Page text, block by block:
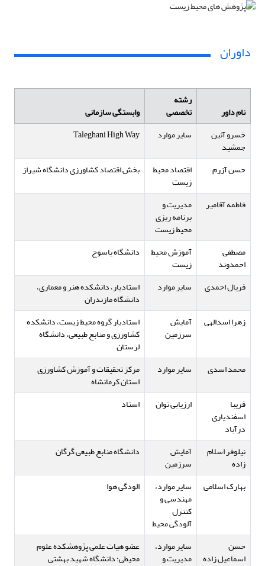
داوران
نام داور
رشته
تخصصی
وابستگی سازمانی
خسرو آئین
جمشید
سایر موارد Taleghani High Way
حسن آزرم اقتصاد محیط
زیست
بخش اقتصاد کشاورزی دانشگاه شیراز
فاطمه آقامیر مدیریت و
برنامه ریزی
محیط زیست
مصطفی
احمدوند
آموزش محیط
زیست
دانشگاه یاسوج
فریال احمدی سایر موارد استادیار، دانشکده هنر و معماری،
دانشگاه مازندران
زهرا اسدالهی
آمایش
سرزمین
استادیار گروه محیط زیست، دانشکده
کشاورزی و منابع طبیعی، دانشگاه
لرستان
محمد اسدی
سایر موارد مرکز تحقیقات و آموزش کشاورزی
استان کرمانشاه
فریبا
اسفندیاری
درآباد
ارزیابی توان استاد
نیلوفر اسلام
زاده
آمایش
سرزمین
دانشگاه منابع طبیعی گرگان
بهارک اسلامی سایر موارد،
مهندسی و
کنترل
آلودگی محیط
الودگی هوا
حسن
اسماعیل زاده
سایر موارد،
مدیریت و
عضو هیات علمی پژوهشکده علوم
محیطی؛ دانشگاه شهید بهشتی